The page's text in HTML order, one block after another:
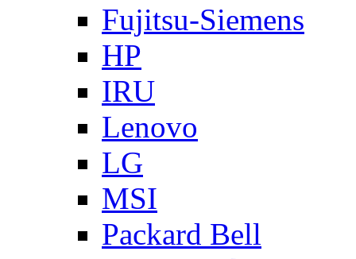
Fujitsu-Siemens
HP
IRU
Lenovo
LG
MSI
Packard Bell